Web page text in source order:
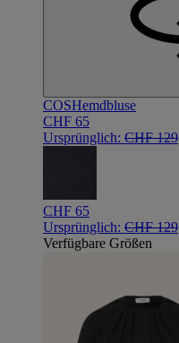
COSHemdbluse
CHF 65
Ursprünglich: CHF 129
CHF 65
Ursprünglich: CHF 129
Verfügbare Größen